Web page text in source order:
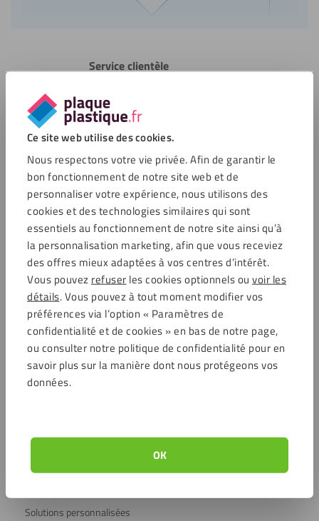
Ce site web utilise des cookies.
Nous respectons votre vie privée. Afin de garantir le
bon fonctionnement de notre site web et de
personnaliser votre expérience, nous utilisons des
cookies et des technologies similaires qui sont
essentiels au fonctionnement de notre site ainsi qu’à
la personnalisation marketing, afin que vous receviez
des offres mieux adaptées à vos centres d’intérêt.
Vous pouvezrefuserles cookies optionnels ou voir les
détails. Vous pouvez à tout moment modifier vos
préférences via l’option « Paramètres de
confidentialité et de cookies » en bas de notre page,
ou consulter notre politique de confidentialité pour en
savoir plus sur la manière dont nous protégeons vos
données.
OK
Service clientèle
Service clientèle
Options de paiement
Commentaires
4.6 / 5721 avis clients
Achats sécurisés
Service clientèle
Service clientèle
À propos de Plaqueplastique
Solutions personnalisées